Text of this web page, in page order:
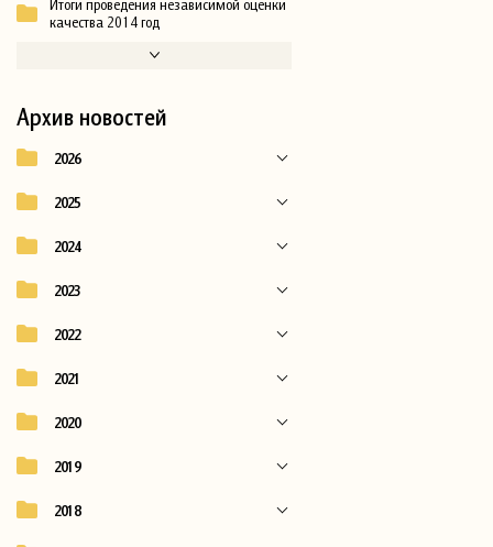
Итоги проведения независимой оценки
качества 2014 год
Архив новостей
2026
2025
2024
2023
2022
2021
2020
2019
2018